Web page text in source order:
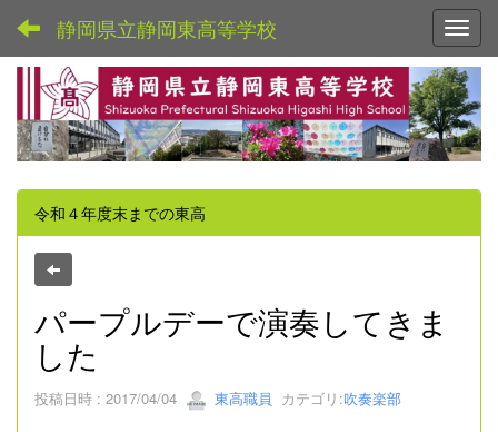
静岡県立静岡東高等学校
令和４年度末までの東高
パープルデーで演奏してきま
した
投稿日時 : 2017/04/04 東高職員 カテゴリ:吹奏楽部